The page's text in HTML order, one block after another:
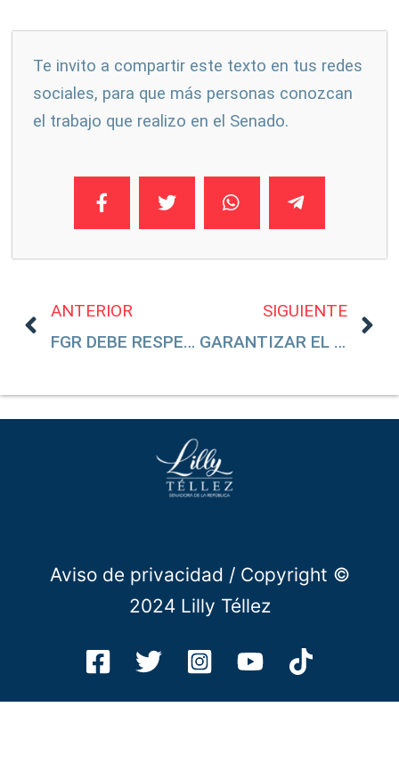
Te invito a compartir este texto en tus redes
sociales, para que más personas conozcan
el trabajo que realizo en el Senado.
ANTERIOR
FGR DEBE RESPETAR LA LIBERTAD DE EXPRESIÓN DEL PERIODISTA MARIO MALDONADO
SIGUIENTE
GARANTIZAR EL DERECHO AL TRABAJO DE LOS MÉDICOS MEXICANOS
Aviso de privacidad / Copyright ©
2024 Lilly Téllez